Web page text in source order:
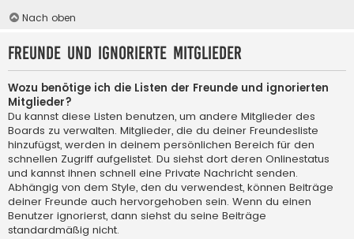
Nach oben
Freunde und ignorierte Mitglieder
Wozu benötige ich die Listen der Freunde und ignorierten
Mitglieder?
Du kannst diese Listen benutzen, um andere Mitglieder des
Boards zu verwalten. Mitglieder, die du deiner Freundesliste
hinzufügst, werden in deinem persönlichen Bereich für den
schnellen Zugriff aufgelistet. Du siehst dort deren Onlinestatus
und kannst ihnen schnell eine Private Nachricht senden.
Abhängig von dem Style, den du verwendest, können Beiträge
deiner Freunde auch hervorgehoben sein. Wenn du einen
Benutzer ignorierst, dann siehst du seine Beiträge
standardmäßig nicht.